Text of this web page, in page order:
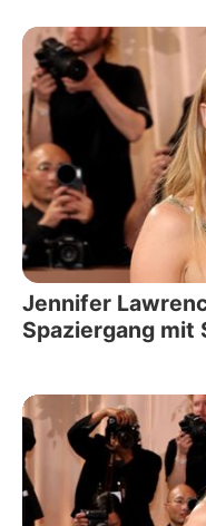
Jennifer
Spaziergang mit